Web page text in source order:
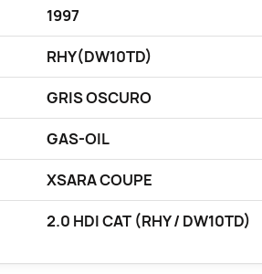
1997
RHY(DW10TD)
GRIS OSCURO
GAS-OIL
XSARA COUPE
2.0 HDI CAT (RHY / DW10TD)